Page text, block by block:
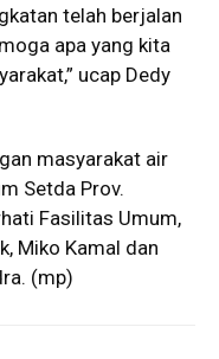
telah berjalan
apa yang kita
ucap Dedy
masyarakat air
Setda Prov.
Fasilitas Umum,
Miko Kamal dan
(mp)